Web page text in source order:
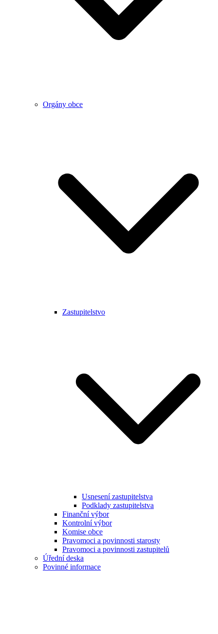
Orgány obce
Zastupitelstvo
Usnesení zastupitelstva
Podklady zastupitelstva
Finanční výbor
Kontrolní výbor
Komise obce
Pravomoci a povinnosti starosty
Pravomoci a povinnosti zastupitelů
Úřední deska
Povinné informace